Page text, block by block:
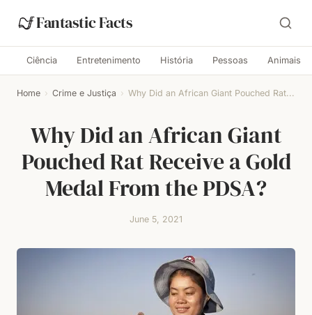
Fantastic Facts
Ciência Entretenimento História Pessoas Animais
Home › Crime e Justiça › Why Did an African Giant Pouched Rat...
Why Did an African Giant
Pouched Rat Receive a Gold
Medal From the PDSA?
June 5, 2021